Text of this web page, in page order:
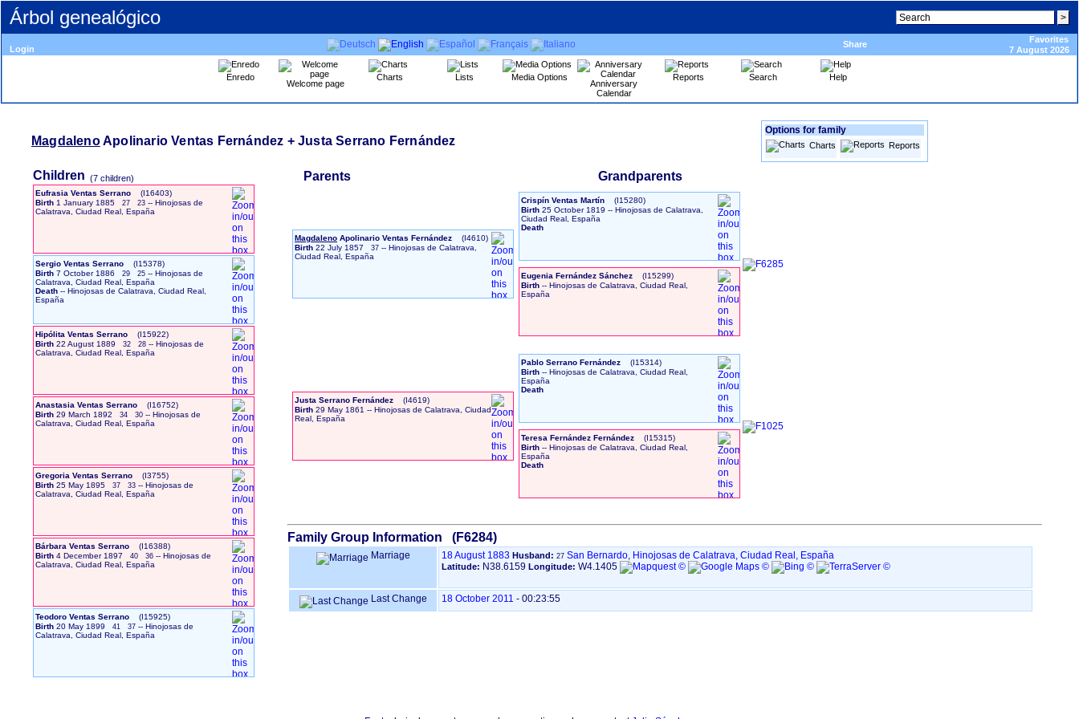
Árbol genealógico
Login Share
Favorites
7 August 2026
Enredo
Welcome page
Charts Lists Media Options
Anniversary
Calendar
Reports Search Help
MagdalenoApolinario Ventas Fernández + Justa Serrano Fernández
Options for family
Charts Reports
Children ‎(7 children)‎
Eufrasia Ventas Serrano
‎(I16403)‎
Birth 1 January 1885 27 23 -- Hinojosas de
Calatrava, Ciudad Real, España
Sergio Ventas Serrano
‎(I15378)‎
Birth 7 October 1886 29 25 -- Hinojosas de
Calatrava, Ciudad Real, España
Death -- Hinojosas de Calatrava, Ciudad Real,
España
Hipólita Ventas Serrano
‎(I15922)‎
Birth 22 August 1889 32 28 -- Hinojosas de
Calatrava, Ciudad Real, España
Anastasia Ventas Serrano
‎(I16752)‎
Birth 29 March 1892 34 30 -- Hinojosas de
Calatrava, Ciudad Real, España
Gregoria Ventas Serrano
‎(I3755)‎
Birth 25 May 1895 37 33 -- Hinojosas de
Calatrava, Ciudad Real, España
Bárbara Ventas Serrano
‎(I16388)‎
Birth 4 December 1897 40 36 -- Hinojosas de
Calatrava, Ciudad Real, España
Teodoro Ventas Serrano
‎(I15925)‎
Birth 20 May 1899 41 37 -- Hinojosas de
Calatrava, Ciudad Real, España
Parents Grandparents
Magdaleno Apolinario Ventas Fernández
‎(I4610)‎
Birth 22 July 1857 37 -- Hinojosas de Calatrava,
Ciudad Real, España
Crispín Ventas Martín
‎(I15280)‎
Birth 25 October 1819 -- Hinojosas de Calatrava,
Ciudad Real, España
Death
Eugenia Fernández Sánchez
‎(I15299)‎
Birth -- Hinojosas de Calatrava, Ciudad Real,
España
Justa Serrano Fernández
‎(I4619)‎
Birth 29 May 1861 -- Hinojosas de Calatrava, Ciudad
Real, España
Pablo Serrano Fernández
‎(I15314)‎
Birth -- Hinojosas de Calatrava, Ciudad Real,
España
Death
Teresa Fernández Fernández
‎(I15315)‎
Birth -- Hinojosas de Calatrava, Ciudad Real,
España
Death
Family Group Information (F6284)
Marriage 18 August 1883 Husband: 27 San Bernardo, Hinojosas de Calatrava, Ciudad Real, España
Latitude: N38.6159 Longitude: W4.1405
Last Change 18 October 2011 - 00:23:55